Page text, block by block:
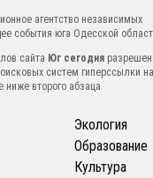
агентство независимых
события юга Одесской
сайта Юг сегодня
систем гиперссылки на
ниже второго абзаца
Экология
Образование
Культура